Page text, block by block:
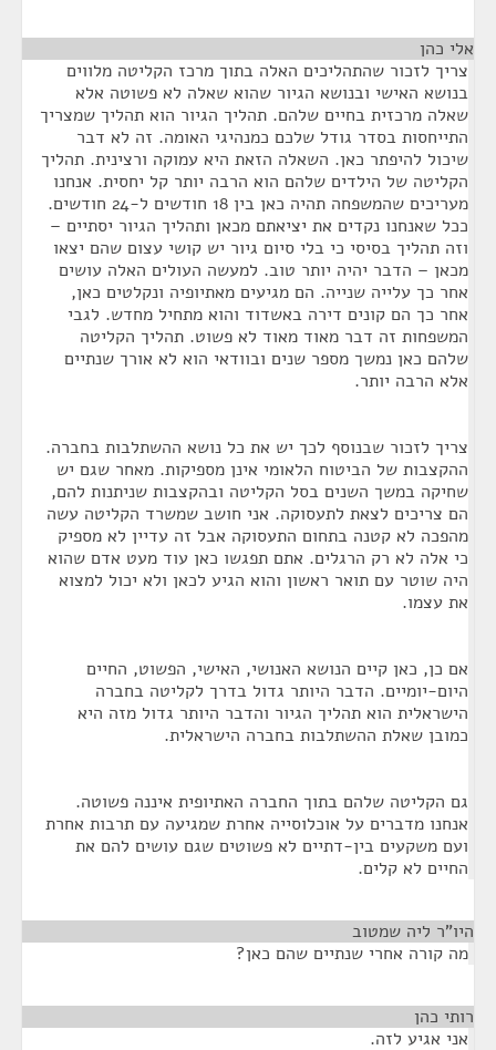
אלי כהן
צריך לזכור שהתהליכים האלה בתוך מרכז הקליטה מלווים
בנושא האישי ובנושא הגיור שהוא שאלה לא פשוטה אלא
שאלה מרכזית בחיים שלהם. תהליך הגיור הוא תהליך שמצריך
התייחסות בסדר גודל שלכם כמנהיגי האומה. זה לא דבר
שיכול להיפתר כאן. השאלה הזאת היא עמוקה ורצינית. תהליך
הקליטה של הילדים שלהם הוא הרבה יותר קל יחסית. אנחנו
מעריכים שהמשפחה תהיה כאן בין 18 חודשים ל-24 חודשים.
ככל שאנחנו נקדים את יציאתם מכאן ותהליך הגיור יסתיים –
וזה תהליך בסיסי כי בלי סיום גיור יש קושי עצום שהם יצאו
מכאן – הדבר יהיה יותר טוב. למעשה העולים האלה עושים
אחר כך עלייה שנייה. הם מגיעים מאתיופיה ונקלטים כאן,
אחר כך הם קונים דירה באשדוד והוא מתחיל מחדש. לגבי
המשפחות זה דבר מאוד מאוד לא פשוט. תהליך הקליטה
שלהם כאן נמשך מספר שנים ובוודאי הוא לא אורך שנתיים
אלא הרבה יותר.
צריך לזכור שבנוסף לכך יש את כל נושא ההשתלבות בחברה.
ההקצבות של הביטוח הלאומי אינן מספיקות. מאחר שגם יש
שחיקה במשך השנים בסל הקליטה ובהקצבות שניתנות להם,
הם צריכים לצאת לתעסוקה. אני חושב שמשרד הקליטה עשה
מהפכה לא קטנה בתחום התעסוקה אבל זה עדיין לא מספיק
כי אלה לא רק הרגלים. אתם תפגשו כאן עוד מעט אדם שהוא
היה שוטר עם תואר ראשון והוא הגיע לכאן ולא יכול למצוא
את עצמו.
אם כן, כאן קיים הנושא האנושי, האישי, הפשוט, החיים
היום-יומיים. הדבר היותר גדול בדרך לקליטה בחברה
הישראלית הוא תהליך הגיור והדבר היותר גדול מזה היא
כמובן שאלת ההשתלבות בחברה הישראלית.
גם הקליטה שלהם בתוך החברה האתיופית איננה פשוטה.
אנחנו מדברים על אוכלוסייה אחרת שמגיעה עם תרבות אחרת
ועם משקעים בין-דתיים לא פשוטים שגם עושים להם את
החיים לא קלים.
היו"ר ליה שמטוב
מה קורה אחרי שנתיים שהם כאן?
רותי כהן
אני אגיע לזה.